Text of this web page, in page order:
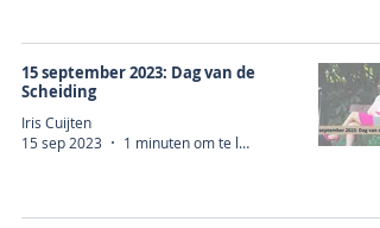
15 september 2023: Dag van de
Scheiding
Iris Cuijten
15 sep 2023
1 minuten om te lezen